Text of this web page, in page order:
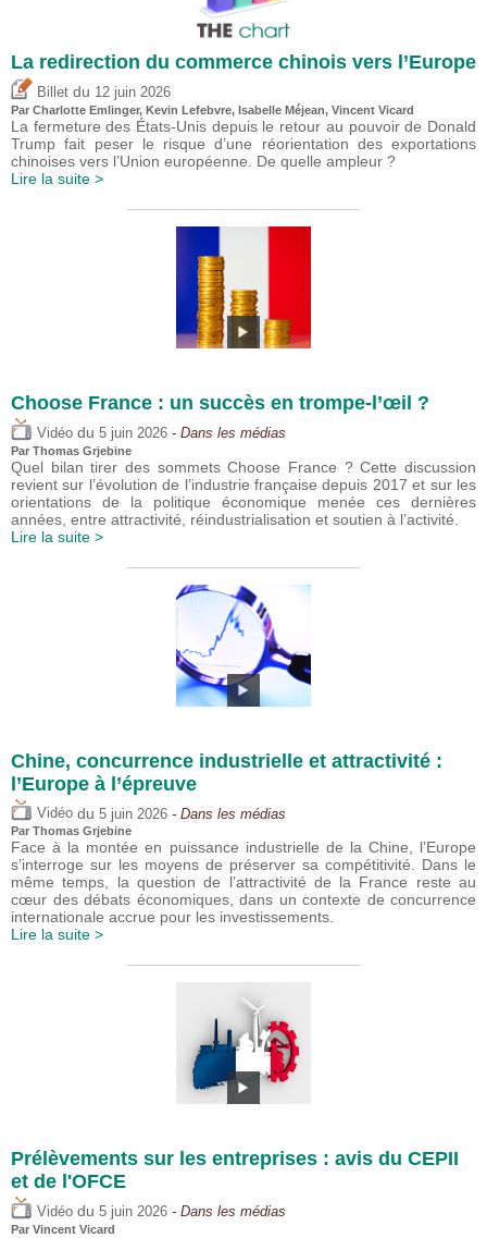
La redirection du commerce chinois vers l’Europe
Billet du 12 juin 2026
Par Charlotte Emlinger, Kevin Lefebvre, Isabelle Méjean, Vincent Vicard
La fermeture des États-Unis depuis le retour au pouvoir de Donald
Trump fait peser le risque d’une réorientation des exportations
chinoises vers l’Union européenne. De quelle ampleur ?
Lire la suite >
Choose France : un succès en trompe-l’œil ?
Vidéo du 5 juin 2026 - Dans les médias
Par Thomas Grjebine
Quel bilan tirer des sommets Choose France ? Cette discussion
revient sur l’évolution de l’industrie française depuis 2017 et sur les
orientations de la politique économique menée ces dernières
années, entre attractivité, réindustrialisation et soutien à l’activité.
Lire la suite >
Chine, concurrence industrielle et attractivité :
l’Europe à l’épreuve
Vidéo du 5 juin 2026 - Dans les médias
Par Thomas Grjebine
Face à la montée en puissance industrielle de la Chine, l’Europe
s’interroge sur les moyens de préserver sa compétitivité. Dans le
même temps, la question de l’attractivité de la France reste au
cœur des débats économiques, dans un contexte de concurrence
internationale accrue pour les investissements.
Lire la suite >
Prélèvements sur les entreprises : avis du CEPII
et de l'OFCE
Vidéo du 5 juin 2026 - Dans les médias
Par Vincent Vicard